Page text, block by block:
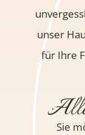
unser
für Ihre
Sie